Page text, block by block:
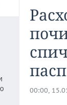
00:00,